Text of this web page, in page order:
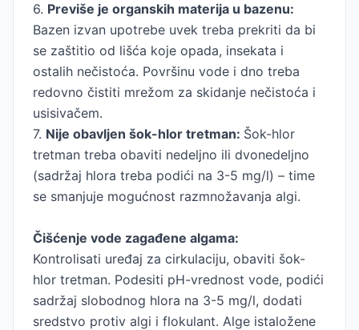
6. Previše je organskih materija u bazenu:
Bazen izvan upotrebe uvek treba prekriti da bi
se zaštitio od lišća koje opada, insekata i
ostalih nečistoća. Površinu vode i dno treba
redovno čistiti mrežom za skidanje nečistoća i
usisivačem.
7. Nije obavljen šok-hlor tretman: Šok-hlor
tretman treba obaviti nedeljno ili dvonedeljno
(sadržaj hlora treba podići na 3-5 mg/l) – time
se smanjuje mogućnost razmnožavanja algi.
Čišćenje vode zagađene algama:
Kontrolisati uređaj za cirkulaciju, obaviti šok-
hlor tretman. Podesiti pH-vrednost vode, podići
sadržaj slobodnog hlora na 3-5 mg/l, dodati
sredstvo protiv algi i flokulant. Alge istaložene